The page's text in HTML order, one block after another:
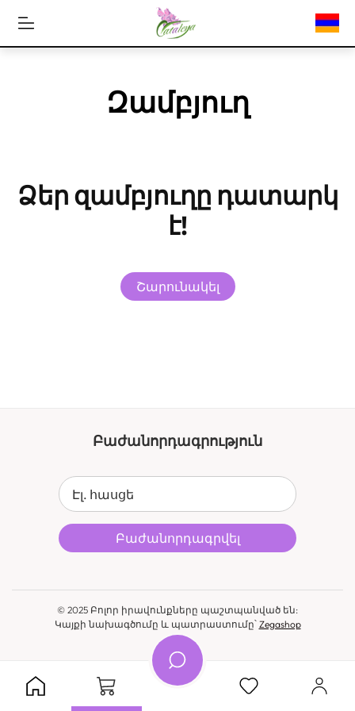
Զամբյուղ
Ձեր զամբյուղը դատարկ
է!
Շարունակել
Բաժանորդագրություն
Էլ. հասցե
Բաժանորդագրվել
© 2025 Բոլոր իրավունքները պաշտպանված են:
Կայքի նախագծումը և պատրաստումը՝ Zegashop